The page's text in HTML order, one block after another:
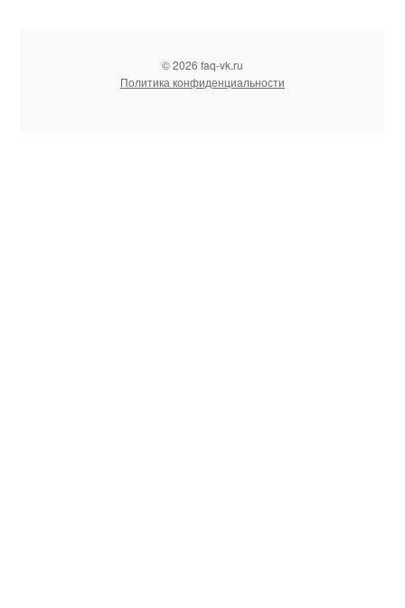
© 2026 faq-vk.ru
Политика конфиденциальности